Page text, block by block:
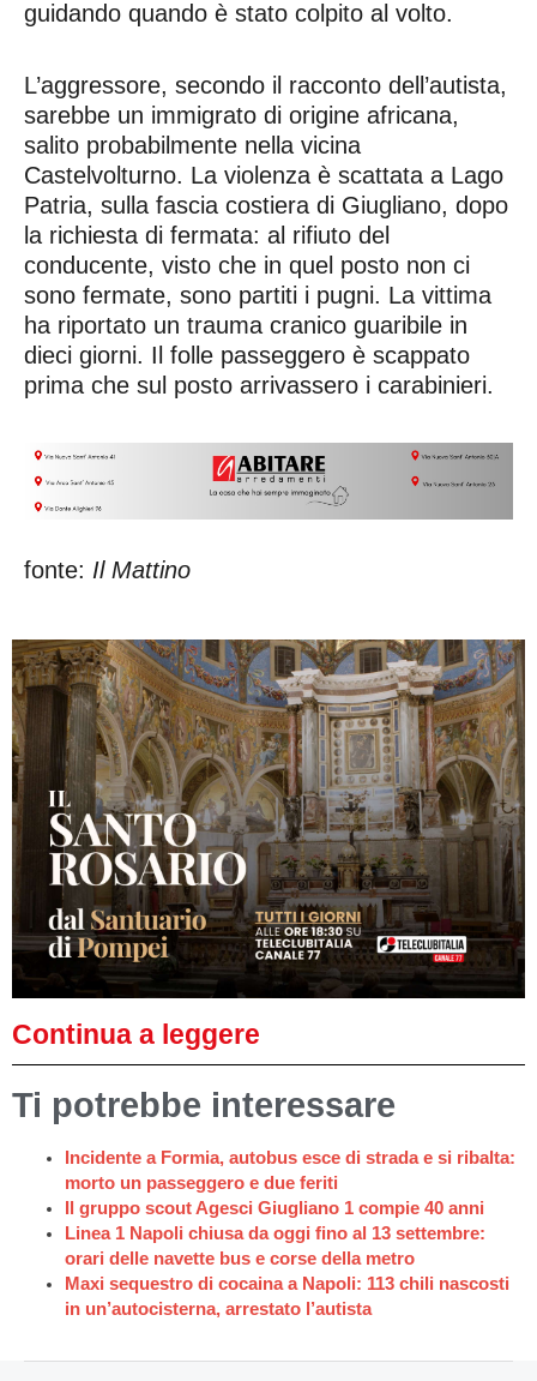
guidando quando è stato colpito al volto.
L’aggressore, secondo il racconto dell’autista,
sarebbe un immigrato di origine africana,
salito probabilmente nella vicina
Castelvolturno. La violenza è scattata a Lago
Patria, sulla fascia costiera di Giugliano, dopo
la richiesta di fermata: al rifiuto del
conducente, visto che in quel posto non ci
sono fermate, sono partiti i pugni. La vittima
ha riportato un trauma cranico guaribile in
dieci giorni. Il folle passeggero è scappato
prima che sul posto arrivassero i carabinieri.
fonte: Il Mattino
Continua a leggere
Ti potrebbe interessare
Incidente a Formia, autobus esce di strada e si ribalta:
morto un passeggero e due feriti
Il gruppo scout Agesci Giugliano 1 compie 40 anni
Linea 1 Napoli chiusa da oggi fino al 13 settembre:
orari delle navette bus e corse della metro
Maxi sequestro di cocaina a Napoli: 113 chili nascosti
in un’autocisterna, arrestato l’autista